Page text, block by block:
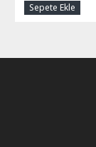
Sepete Ekle